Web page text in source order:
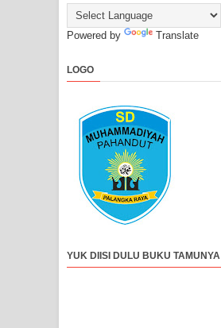
Powered by Translate
LOGO
YUK DIISI DULU BUKU TAMUNYA